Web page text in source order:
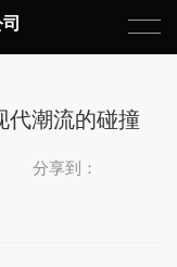
代潮流的碰撞
分享到：